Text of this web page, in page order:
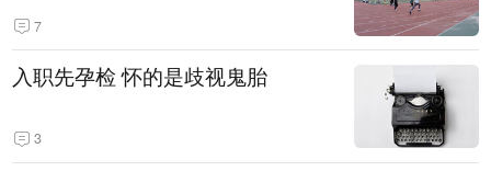
7
入职先孕检 怀的是歧视鬼胎
3